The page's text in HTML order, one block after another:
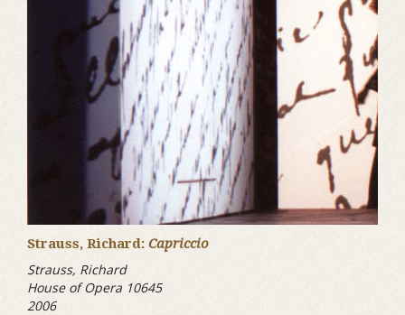
Strauss, Richard: Capriccio
Strauss, Richard
House of Opera 10645
2006